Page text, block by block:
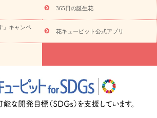
トルコキキョウ 予算から探す
お祝い・4000円～ お祝い・5000円～
お
祝い・10000円～ お供え・お悔やみ
～ お供え・お悔やみ・5000円～
お供
～
365日の誕生花カレンダー
祝いのマナー
お祝いを贈るときのマナー・
トのお祝いコラム一覧
誕生日のお花を「色
結婚祝いの予算相場
出産祝いお役立ち情
365日の誕生花
」キャンペ
花キューピット公式アプリ